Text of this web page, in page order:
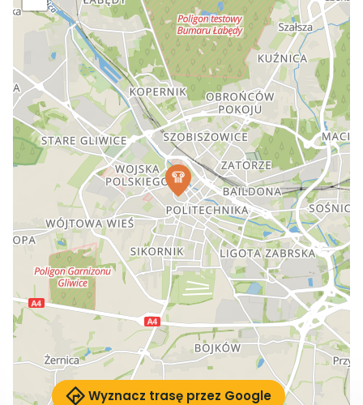
Wyznacz trasę przez Google